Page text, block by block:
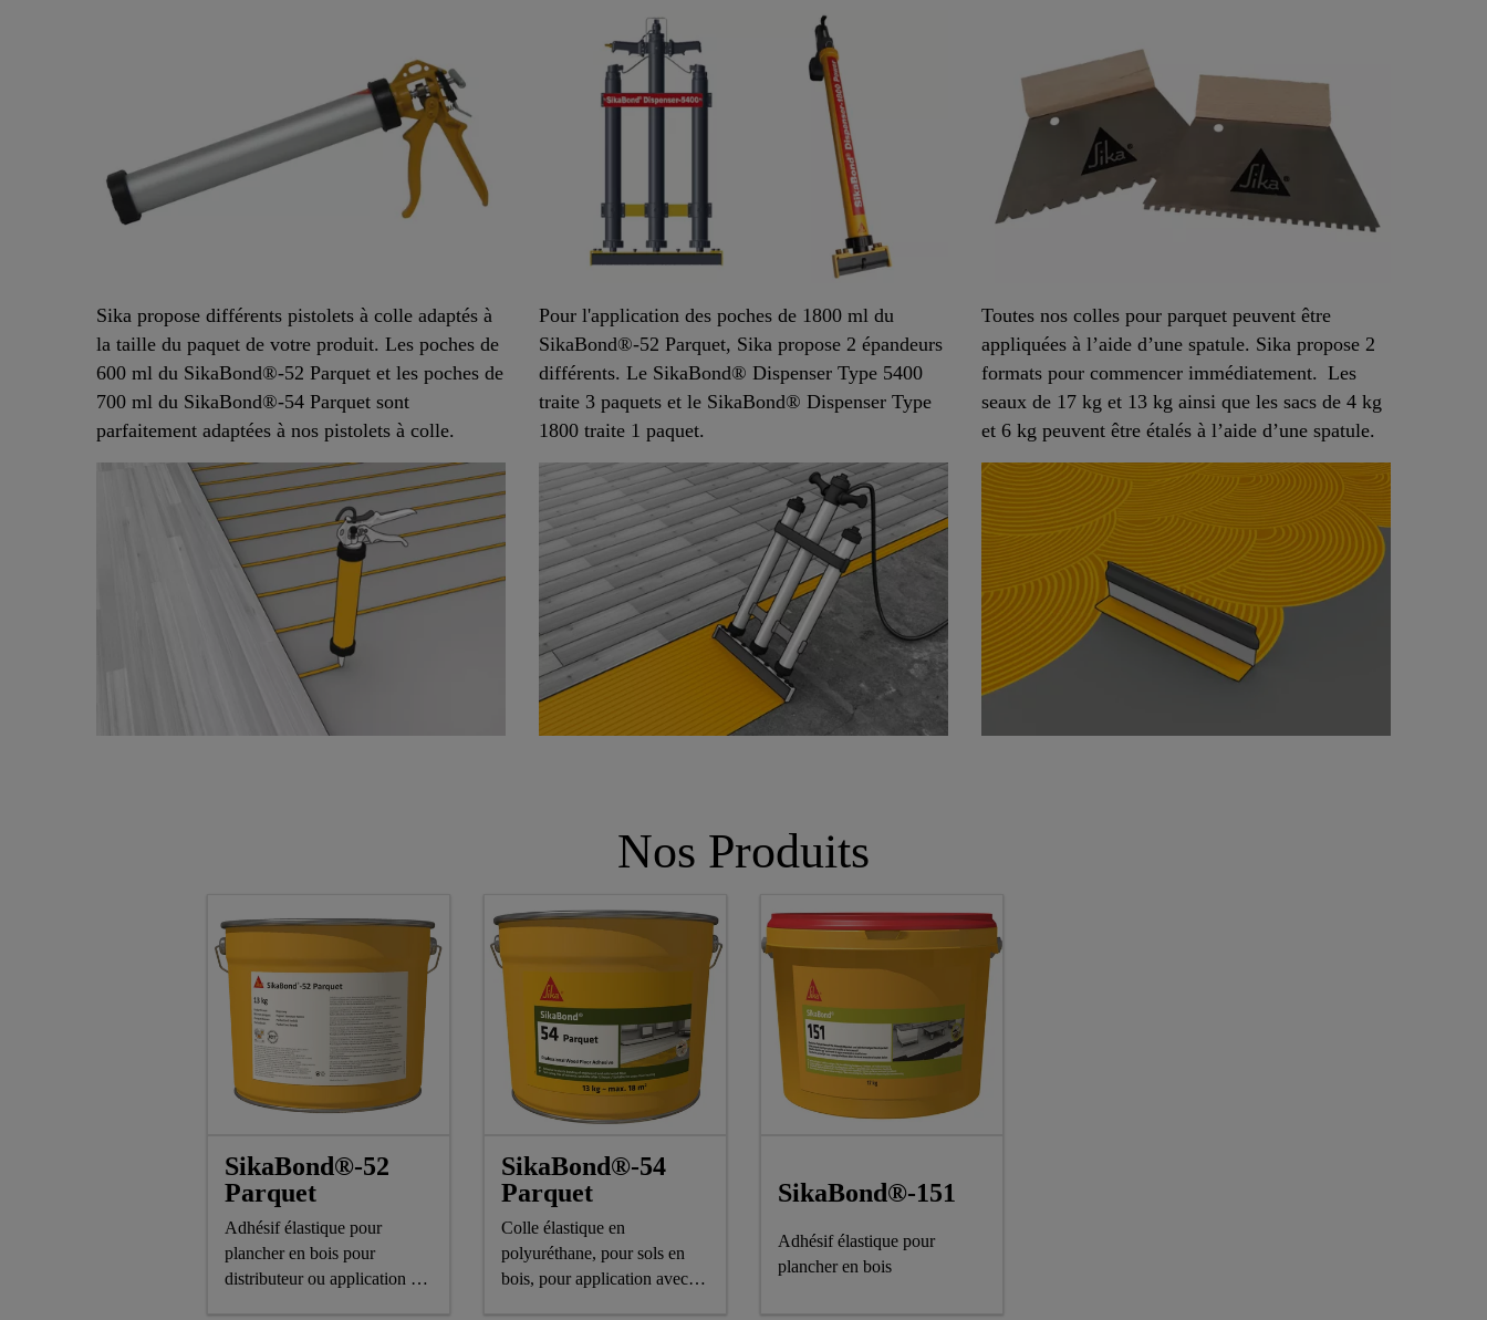
Sika propose différents pistolets à colle adaptés à
la taille du paquet de votre produit. Les poches de
600 ml du SikaBond®-52 Parquet et les poches de
700 ml du SikaBond®-54 Parquet sont
parfaitement adaptées à nos pistolets à colle.
Pour l'application des poches de 1800 ml du
SikaBond®-52 Parquet, Sika propose 2 épandeurs
différents. Le SikaBond® Dispenser Type 5400
traite 3 paquets et le SikaBond® Dispenser Type
1800 traite 1 paquet.
Toutes nos colles pour parquet peuvent être
appliquées à l’aide d’une spatule. Sika propose 2
formats pour commencer immédiatement. Les
seaux de 17 kg et 13 kg ainsi que les sacs de 4 kg
et 6 kg peuvent être étalés à l’aide d’une spatule.
Nos Produits
SikaBond®-52
Parquet
Adhésif élastique pour
plancher en bois pour
distributeur ou application au
SikaBond®-54
Parquet
Colle élastique en
polyuréthane, pour sols en
bois, pour application avec
SikaBond®-151
Adhésif élastique pour
plancher en bois